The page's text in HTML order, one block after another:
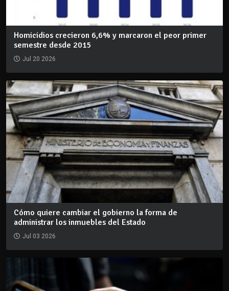
Homicidios crecieron 6,6% y marcaron el peor primer
semestre desde 2015
Jul 20 2026
Cómo quiere cambiar el gobierno la forma de
administrar los inmuebles del Estado
Jul 03 2026